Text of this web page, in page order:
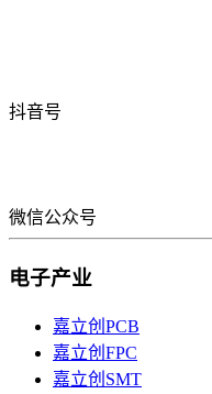
抖音号
微信公众号
电子产业
嘉立创PCB
嘉立创FPC
嘉立创SMT